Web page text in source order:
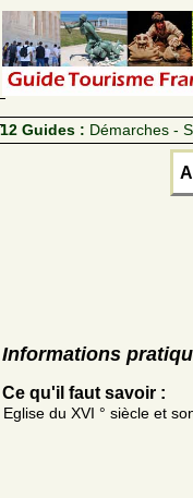
12 Guides : Démarches -
Informations
Ce qu'il faut savoir :
Eglise du XVI ° siècle et